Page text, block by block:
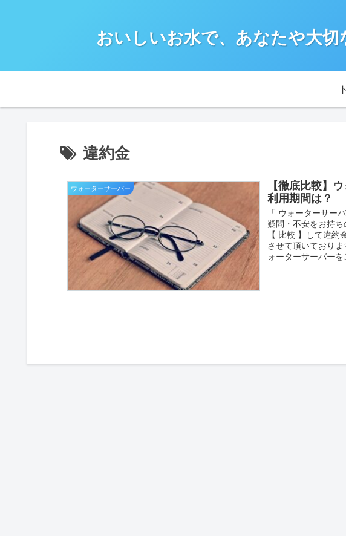
おいしいお水で、あなたや大切
違約金
ウォーターサーバー
【徹底比較】
利用期間は？
「 ウォーターサー
疑問・不安をお持
【 比較 】して違約
させて頂いており
ォーターサーバー